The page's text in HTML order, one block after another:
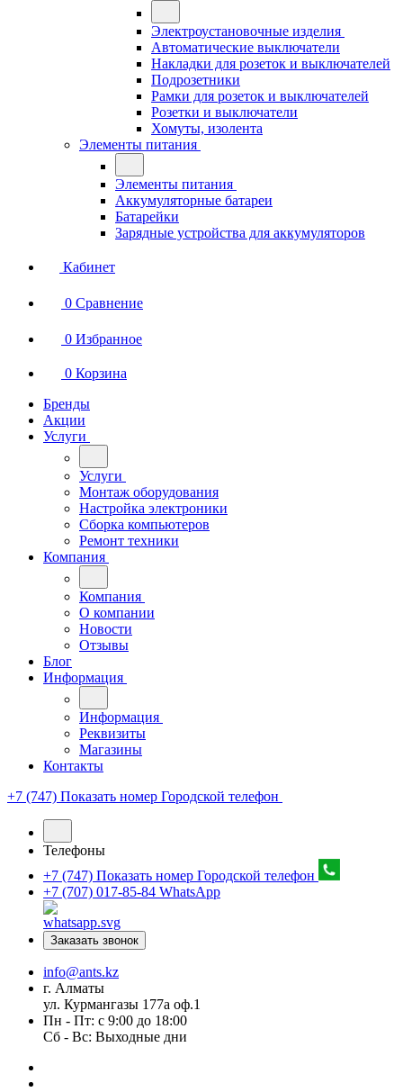
Электроустановочные изделия
Автоматические выключатели
Накладки для розеток и выключателей
Подрозетники
Рамки для розеток и выключателей
Розетки и выключатели
Хомуты, изолента
Элементы питания
Элементы питания
Аккумуляторные батареи
Батарейки
Зарядные устройства для аккумуляторов
Кабинет
0 Сравнение
0 Избранное
0 Корзина
Бренды
Акции
Услуги
Услуги
Монтаж оборудования
Настройка электроники
Сборка компьютеров
Ремонт техники
Компания
Компания
О компании
Новости
Отзывы
Блог
Информация
Информация
Реквизиты
Магазины
Контакты
+7 (747) Показать номер Городской телефон
Телефоны
+7 (747) Показать номер Городской телефон
+7 (707) 017-85-84 WhatsApp
Заказать звонок
info@ants.kz
г. Алматы
ул. Курмангазы 177а оф.1
Пн - Пт: с 9:00 до 18:00
Сб - Вс: Выходные дни